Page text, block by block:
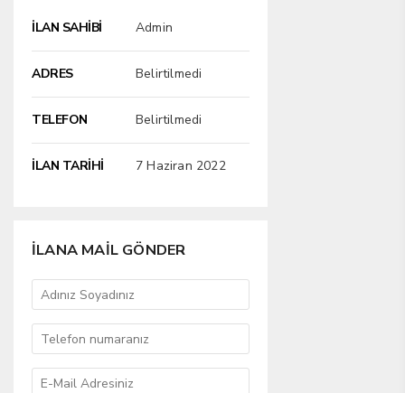
İLAN SAHİBİ Admin
ADRES Belirtilmedi
TELEFON Belirtilmedi
İLAN TARİHİ 7 Haziran 2022
İLANA MAİL GÖNDER